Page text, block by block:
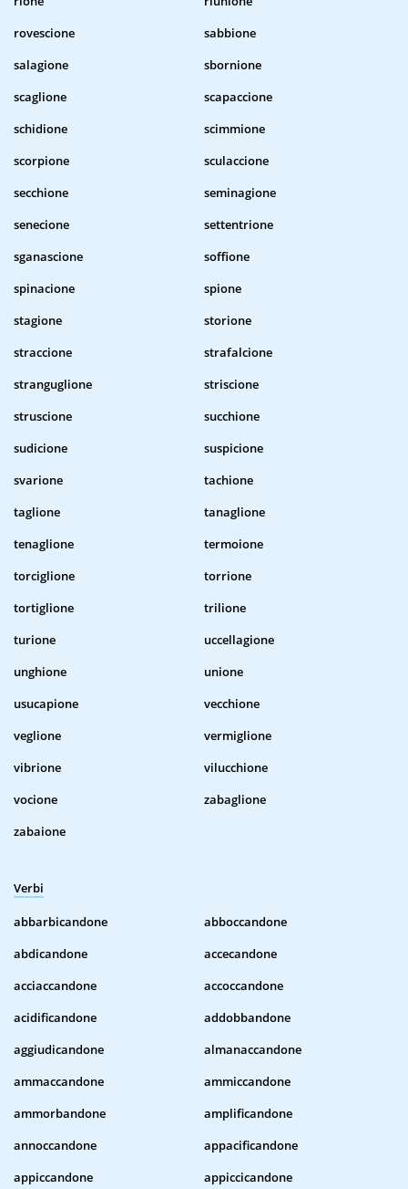
rovescione
sabbione
salagione
sbornione
scaglione
scapaccione
schidione
scimmione
scorpione
sculaccione
secchione
seminagione
senecione
settentrione
sganascione
soffione
spinacione
spione
stagione
storione
straccione
strafalcione
stranguglione
striscione
struscione
succhione
sudicione
suspicione
svarione
tachione
taglione
tanaglione
tenaglione
termoione
torciglione
torrione
tortiglione
trilione
turione
uccellagione
unghione
unione
usucapione
vecchione
veglione
vermiglione
vibrione
vilucchione
vocione
zabaglione
zabaione
Verbi
abbarbicandone
abboccandone
abdicandone
accecandone
acciaccandone
accoccandone
acidificandone
addobbandone
aggiudicandone
almanaccandone
ammaccandone
ammiccandone
ammorbandone
amplificandone
annoccandone
appacificandone
appiccandone
appiccicandone